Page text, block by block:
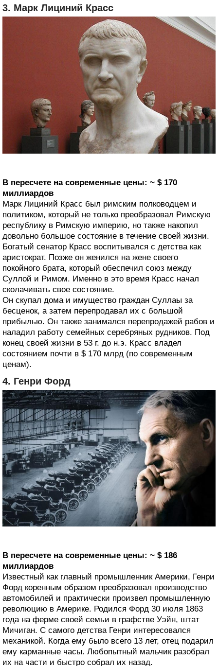
3. Марк Лициний Красс
В пересчете на современные цены: ~ $ 170
миллиардов
Марк Лициний Красс был римским полководцем и
политиком, который не только преобразовал Римскую
республику в Римскую империю, но также накопил
довольно большое состояние в течение своей жизни.
Богатый сенатор Красс воспитывался с детства как
аристократ. Позже он женился на жене своего
покойного брата, который обеспечил союз между
Суллой и Римом. Именно в это время Красс начал
сколачивать свое состояние.
Он скупал дома и имущество граждан Суллаы за
бесценок, а затем перепродавал их с большой
прибылью. Он также занимался перепродажей рабов и
наладил работу семейных серебряных рудников. Под
конец своей жизни в 53 г. до н.э. Красс владел
состоянием почти в $ 170 млрд (по современным
ценам).
4. Генри Форд
В пересчете на современные цены: ~ $ 186
миллиардов
Известный как главный промышленник Америки, Генри
Форд коренным образом преобразовал производство
автомобилей и практически произвел промышленную
революцию в Америке. Родился Форд 30 июля 1863
года на ферме своей семьи в графстве Уэйн, штат
Мичиган. С самого детства Генри интересовался
механикой. Когда ему было всего 13 лет, отец подарил
ему карманные часы. Любопытный мальчик разобрал
их на части и быстро собрал их назад.